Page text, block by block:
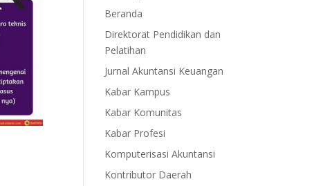
Beranda
Direktorat Pendidikan dan
Pelatihan
Jurnal Akuntansi Keuangan
Kabar Kampus
Kabar Komunitas
Kabar Profesi
Komputerisasi Akuntansi
Kontributor Daerah